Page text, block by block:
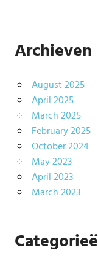
Archieven
August 2025
April 2025
March 2025
February 2025
October 2024
May 2023
April 2023
March 2023